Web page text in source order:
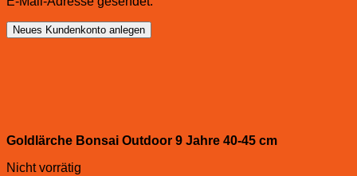
Neues Kundenkonto anlegen
Goldlärche Bonsai Outdoor 9 Jahre 40-45 cm
Nicht vorrätig